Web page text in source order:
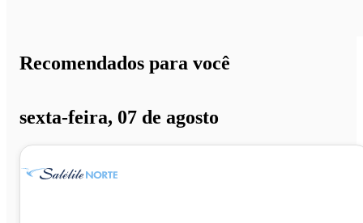
Recomendados para você
sexta-feira, 07 de agosto